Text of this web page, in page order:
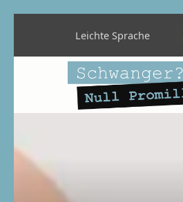
Leichte Sprache